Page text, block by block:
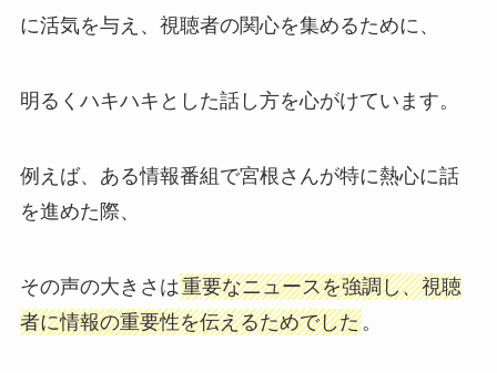
に活気を与え、視聴者の関心を集めるために、
明るくハキハキとした話し方を心がけています。
例えば、ある情報番組で宮根さんが特に熱心に話
を進めた際、
その声の大きさは重要なニュースを強調し、視聴
者に情報の重要性を伝えるためでした。